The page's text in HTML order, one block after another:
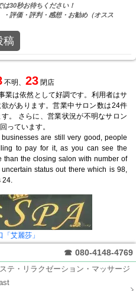
30秒お待ちください！
評価・評判・感想・お勧め（オスス
稿
不明、 23閉店
業は依然として好調です。利用者はサ
があります。営業中サロン数は24件
。 さらに、営業状況が不明なサロン
っています。
are still very good, people
to pay for it, as you can see the
the closing salon with number of
status out there which is 98,
24.
「艾麗莎」
☎ 080-4148-4769
テ・リラクゼーション・マッサージ